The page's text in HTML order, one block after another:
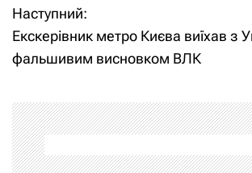
в
і
а
ц
Наступний:
Екскерівник метро Києва виїхав з
фальшивим висновком ВЛК